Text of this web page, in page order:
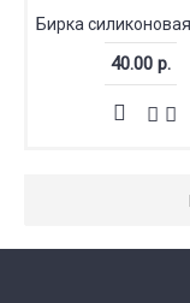
40.00 р.